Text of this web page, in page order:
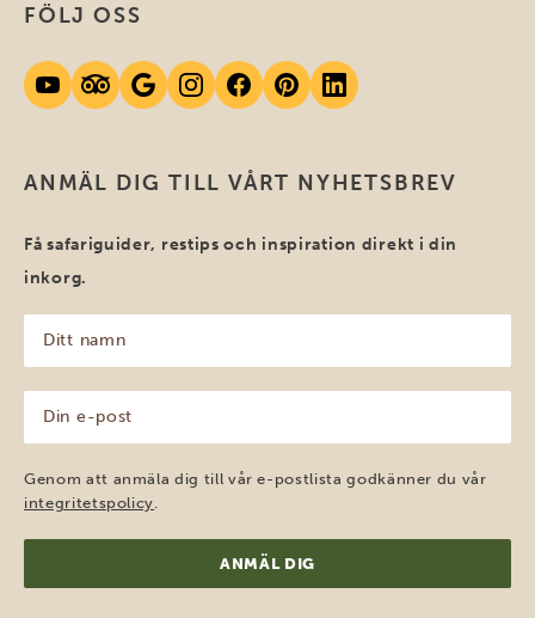
ANMÄL DIG TILL VÅRT NYHETSBREV
Få safariguider, restips och inspiration direkt i din
inkorg.
namn
(Obligatoriskt)
post
(Obligatoriskt)
Genom att anmäla dig till vår e-postlista godkänner du vår
integritetspolicy
FÖLJ OSS